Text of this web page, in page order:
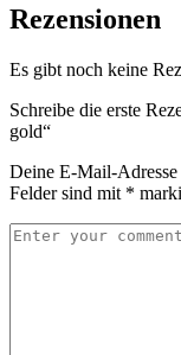
Rezensionen
Es gibt noch keine
Schreibe die erste
gold“
Deine E-Mail-
Felder sind mit *